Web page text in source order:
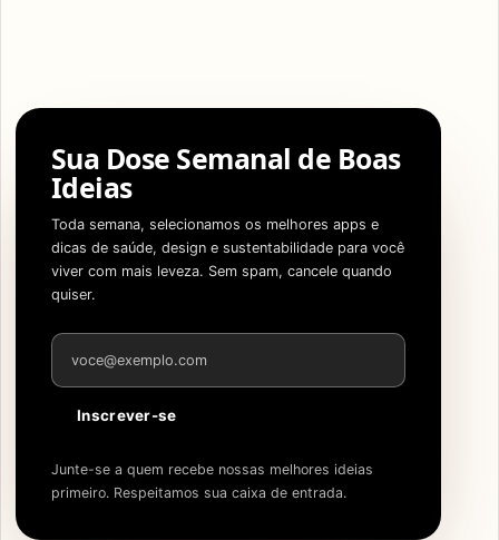
Sua Dose Semanal de Boas
Ideias
Toda semana, selecionamos os melhores apps e
dicas de saúde, design e sustentabilidade para você
viver com mais leveza. Sem spam, cancele quando
quiser.
Endereço de e-mail
Inscrever-se
Junte-se a quem recebe nossas melhores ideias
primeiro. Respeitamos sua caixa de entrada.